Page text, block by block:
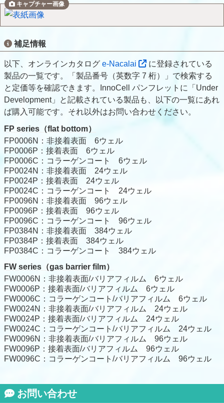
補足情報
以下、オンラインカタログ e-Nacalai
に登録されている
製品の一覧です。「製品番号（英数字 7 桁）」で検索する
と定価等を確認できます。InnoCell パンフレットに「Under
Development」と記載されている製品も、以下の一覧にあれ
ば購入可能です。それ以外はお問い合わせください。
FP series（flat bottom）
FP0006N：非接着表面 6ウェル
FP0006P：接着表面 6ウェル
FP0006C：コラーゲンコート 6ウェル
FP0024N：非接着表面 24ウェル
FP0024P：接着表面 24ウェル
FP0024C：コラーゲンコート 24ウェル
FP0096N：非接着表面 96ウェル
FP0096P：接着表面 96ウェル
FP0096C：コラーゲンコート 96ウェル
FP0384N：非接着表面 384ウェル
FP0384P：接着表面 384ウェル
FP0384C：コラーゲンコート 384ウェル
FW series（gas barrier film）
FW0006N：非接着表面/バリアフィルム 6ウェル
FW0006P：接着表面/バリアフィルム 6ウェル
FW0006C：コラーゲンコート/バリアフィルム 6ウェル
FW0024N：非接着表面/バリアフィルム 24ウェル
FW0024P：接着表面/バリアフィルム 24ウェル
FW0024C：コラーゲンコート/バリアフィルム 24ウェル
FW0096N：非接着表面/バリアフィルム 96ウェル
FW0096P：接着表面/バリアフィルム 96ウェル
FW0096C：コラーゲンコート/バリアフィルム 96ウェル
お問い合わせ